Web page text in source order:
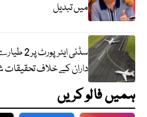
میں تبدیل
سڈنی
داران کے خلاف تحقیقات
ہمیں فالو کریں